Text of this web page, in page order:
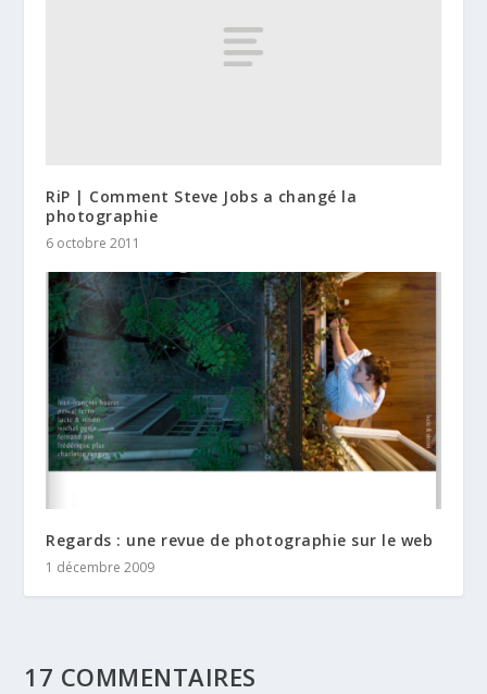
RiP | Comment Steve Jobs a changé la
photographie
6 octobre 2011
Regards : une revue de photographie sur le web
1 décembre 2009
17 COMMENTAIRES